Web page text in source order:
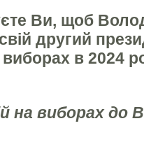
Ви, щоб
другий
виборах в 2024
на виборах до